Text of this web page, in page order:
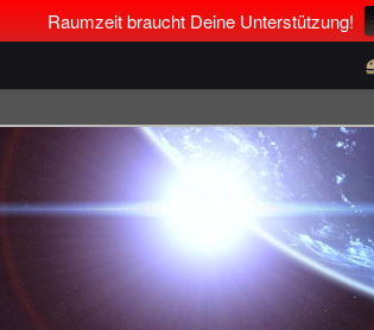
Raumzeit braucht Deine Unterstützung!